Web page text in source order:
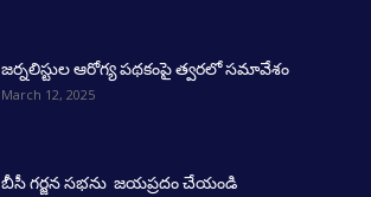
జర్నలిస్టుల ఆరోగ్య పథకంపై త్వరలో సమావేశం
March 12, 2025
బీసీ గర్జన సభను జయప్రదం చేయండి